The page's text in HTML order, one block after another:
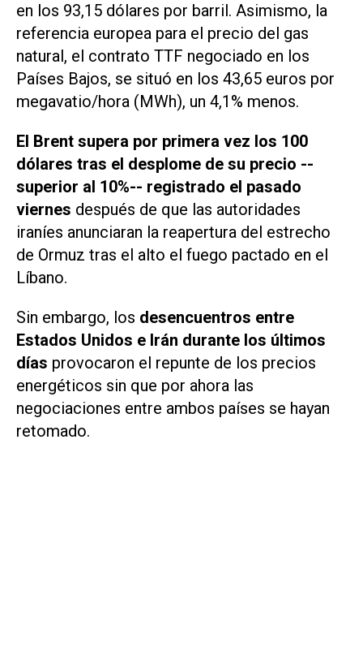
en los 93,15 dólares por barril. Asimismo, la
referencia europea para el precio del gas
natural, el contrato TTF negociado en los
Países Bajos, se situó en los 43,65 euros por
megavatio/hora (MWh), un 4,1% menos.
El Brent supera por primera vez los 100
dólares tras el desplome de su precio --
superior al 10%-- registrado el pasado
viernes después de que las autoridades
iraníes anunciaran la reapertura del estrecho
de Ormuz tras el alto el fuego pactado en el
Líbano.
Sin embargo, los desencuentros entre
Estados Unidos e Irán durante los últimos
días provocaron el repunte de los precios
energéticos sin que por ahora las
negociaciones entre ambos países se hayan
retomado.